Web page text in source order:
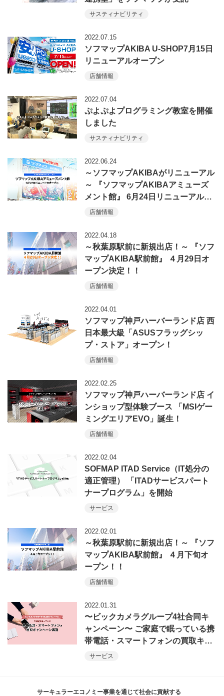
サスティナビリティ
2022.07.15
ソフマップAKIBA U-SHOP7月15日
リニューアルオープン
店舗情報
2022.07.04
ぷよぷよプログラミング教室を開催
しました
サスティナビリティ
2022.06.24
～ソフマップAKIBAがリニューアル
～ 『ソフマップAKIBAアミューズ
メント館』 6月24日リニューアル…
店舗情報
2022.04.18
～秋葉原駅前に新規出店！～ 『ソフ
マップAKIBA駅前館』 ４月29日オ
ープン決定！！
店舗情報
2022.04.01
ソフマップ神戸ハーバーランド店 西
日本最大級「ASUSフラッグシッ
プ・ストア」オープン！
店舗情報
2022.02.25
ソフマップ神戸ハーバーランド店 イ
ンショップ型体験ブース 「MSIゲー
ミングエリアEVO」誕生！
店舗情報
2022.02.04
SOFMAP ITAD Service（IT処分の
適正管理） 「ITADサービスパート
ナープログラム」を開始
サービス
2022.02.01
～秋葉原駅前に新規出店！～ 『ソフ
マップAKIBA駅前館』 ４月下旬オ
ープン！！
店舗情報
2022.01.31
〜ビックカメラグループ4社合同キ
ャンペーン〜 ご家庭で眠っている携
帯電話・スマートフォンの買取キ…
サービス
サーキュラーエコノミー事業を通じて社会に貢献する